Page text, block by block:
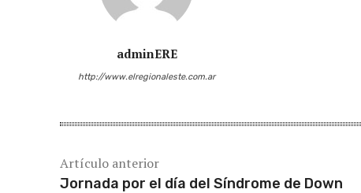
adminERE
http://www.elregionaleste.com.ar
Artículo anterior
Jornada por el día del Síndrome de Down